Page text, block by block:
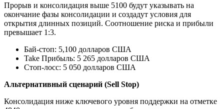
Прорыв и консолидация выше 5100 будут указывать на
окончание фазы консолидации и создадут условия для
открытия длинных позиций. Соотношение риска и прибыли
превышает 1:3.
Бай-стоп: 5,100 долларов США
Take Прибыль: 5 265 долларов США
Стоп-лосс: 5 050 долларов США
Альтернативный сценарий (Sell Stop)
Консолидация ниже ключевого уровня поддержки на отметке